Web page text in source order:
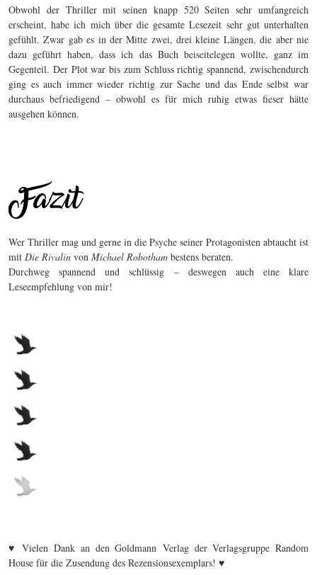
Obwohl der Thriller mit seinen knapp 520 Seiten sehr umfangreich
erscheint, habe ich mich über die gesamte Lesezeit sehr gut unterhalten
gefühlt. Zwar gab es in der Mitte zwei, drei kleine Längen, die aber nie
dazu geführt haben, dass ich das Buch beiseitelegen wollte, ganz im
Gegenteil. Der Plot war bis zum Schluss richtig spannend, zwischendurch
ging es auch immer wieder richtig zur Sache und das Ende selbst war
durchaus befriedigend – obwohl es für mich ruhig etwas fieser hätte
ausgehen können.
Wer Thriller mag und gerne in die Psyche seiner Protagonisten abtaucht ist
mit Die Rivalin von Michael Robotham bestens beraten.
Durchweg spannend und schlüssig – deswegen auch eine klare
Leseempfehlung von mir!
♥ Vielen Dank an den Goldmann Verlag der Verlagsgruppe Random
House für die Zusendung des Rezensionsexemplars! ♥